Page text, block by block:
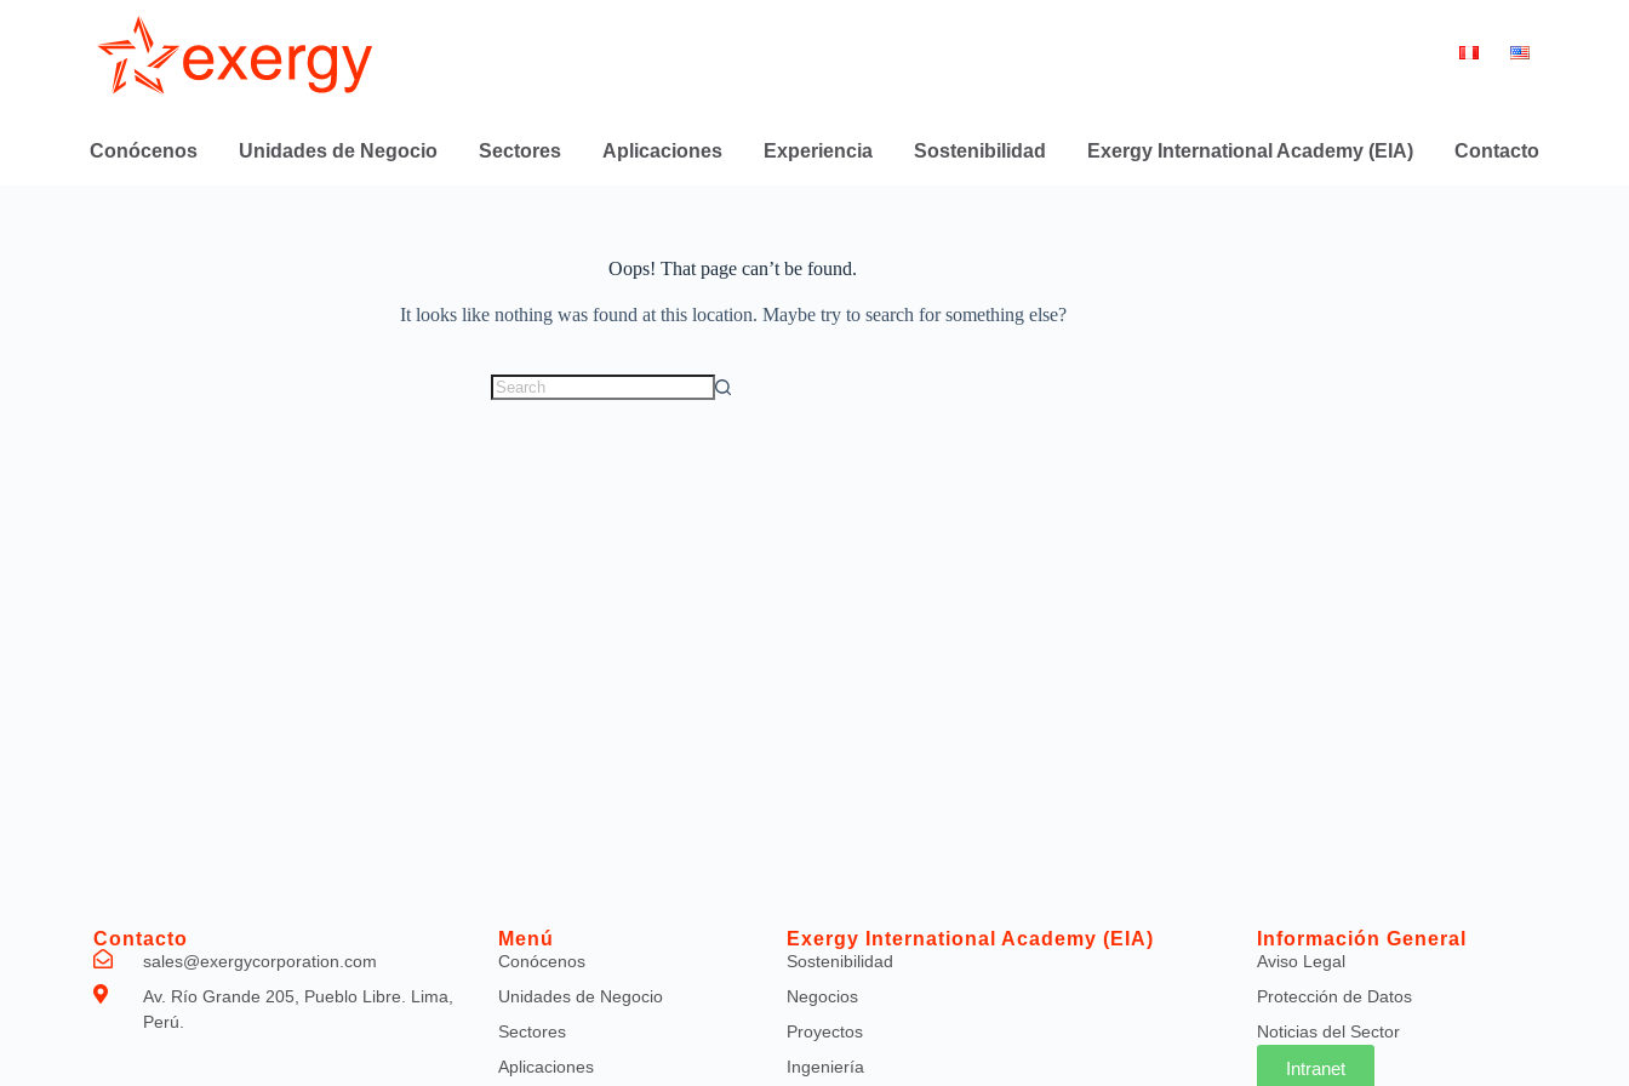
Conócenos Unidades de Negocio Sectores Aplicaciones Experiencia Sostenibilidad Exergy International Academy (EIA) Contacto
Oops! That page can’t be found.
It looks like nothing was found at this location. Maybe try to search for something else?
Contacto
sales@exergycorporation.com
Av. Río Grande 205, Pueblo Libre. Lima,
Perú.
Menú
Conócenos
Unidades de Negocio
Sectores
Aplicaciones
Exergy International Academy (EIA)
Sostenibilidad
Negocios
Proyectos
Ingeniería
Información General
Aviso Legal
Protección de Datos
Noticias del Sector
Intranet